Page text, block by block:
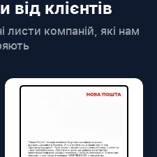
клієнтів
листи компаній, які нам